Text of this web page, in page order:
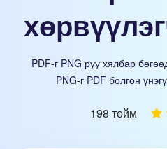
PDF-г PNG руу хялбар
PNG-г PDF болгон
198 тойм